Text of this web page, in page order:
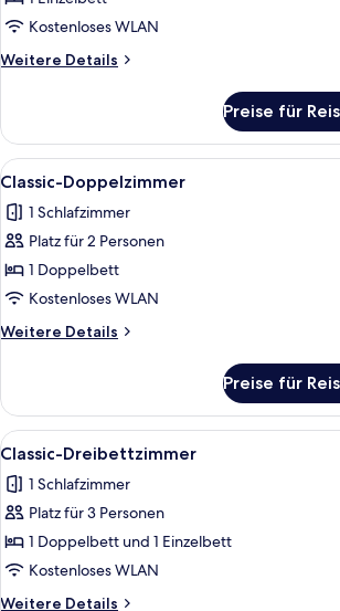
anzeigen
Kostenloses WLAN
Weitere Details
Weitere
Zweibettzimmer
Preise für
Alle
Fotos
für
Classic-
Doppelzimmer
anzeigen
Ein
3
Classic-Doppelzimmer
1 Schlafzimmer
Platz für 2 Personen
1 Doppelbett
Kostenloses WLAN
Weitere Details
Weitere
Doppelzimmer
Preise für
Alle
Fotos
für
Classic-
Dreibettzimmer
anzeigen
Ein
3
Classic-Dreibettzimmer
1 Schlafzimmer
Platz für 3 Personen
1 Doppelbett und 1 Einzelbett
Kostenloses WLAN
Weitere Details
Weitere